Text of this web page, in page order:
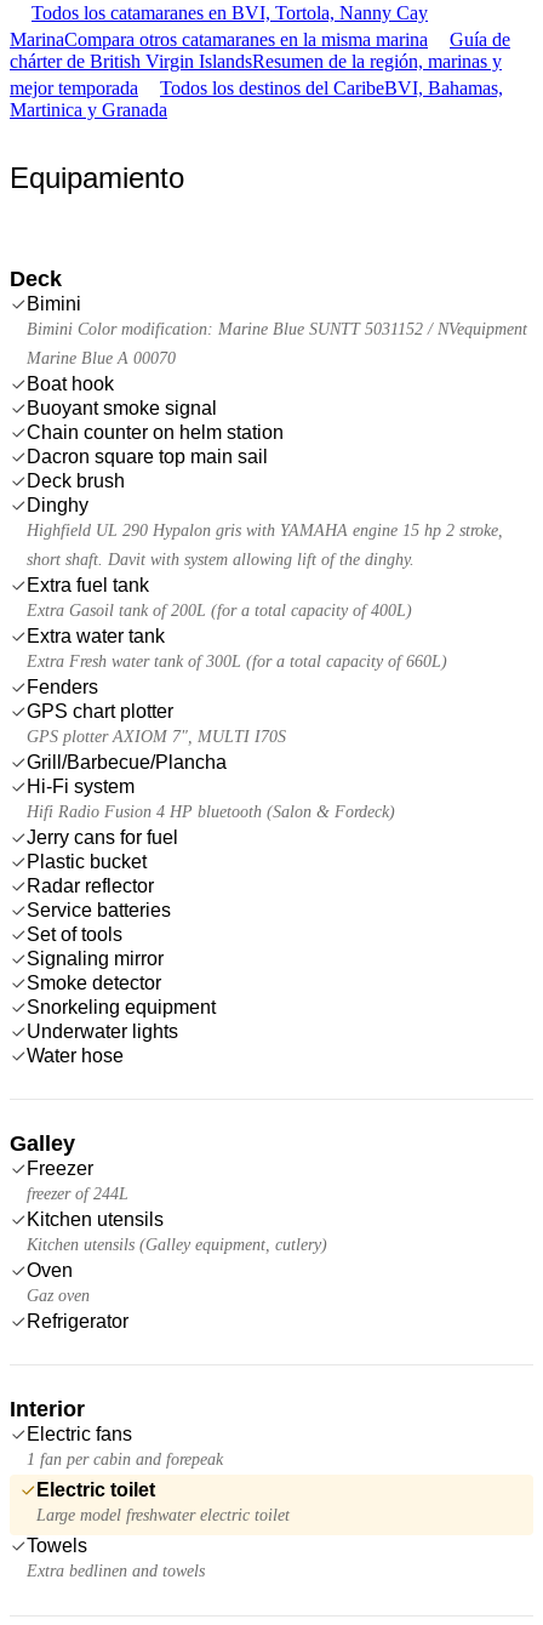
Todos los catamaranes en BVI, Tortola, Nanny Cay
MarinaCompara otros catamaranes en la misma marina
Guía de
chárter de British Virgin IslandsResumen de la región, marinas y
mejor temporada
Todos los destinos del CaribeBVI, Bahamas,
Martinica y Granada
Equipamiento
Deck
Bimini
Bimini Color modification: Marine Blue SUNTT 5031152 / NVequipment
Marine Blue A 00070
Boat hook
Buoyant smoke signal
Chain counter on helm station
Dacron square top main sail
Deck brush
Dinghy
Highfield UL 290 Hypalon gris with YAMAHA engine 15 hp 2 stroke,
short shaft. Davit with system allowing lift of the dinghy.
Extra fuel tank
Extra Gasoil tank of 200L (for a total capacity of 400L)
Extra water tank
Extra Fresh water tank of 300L (for a total capacity of 660L)
Fenders
GPS chart plotter
GPS plotter AXIOM 7", MULTI I70S
Grill/Barbecue/Plancha
Hi-Fi system
Hifi Radio Fusion 4 HP bluetooth (Salon & Fordeck)
Jerry cans for fuel
Plastic bucket
Radar reflector
Service batteries
Set of tools
Signaling mirror
Smoke detector
Snorkeling equipment
Underwater lights
Water hose
Galley
Freezer
freezer of 244L
Kitchen utensils
Kitchen utensils (Galley equipment, cutlery)
Oven
Gaz oven
Refrigerator
Interior
Electric fans
1 fan per cabin and forepeak
Electric toilet
Large model freshwater electric toilet
Towels
Extra bedlinen and towels